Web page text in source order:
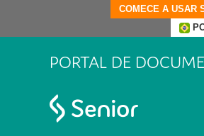
COMECE A USAR
PORTAL DE